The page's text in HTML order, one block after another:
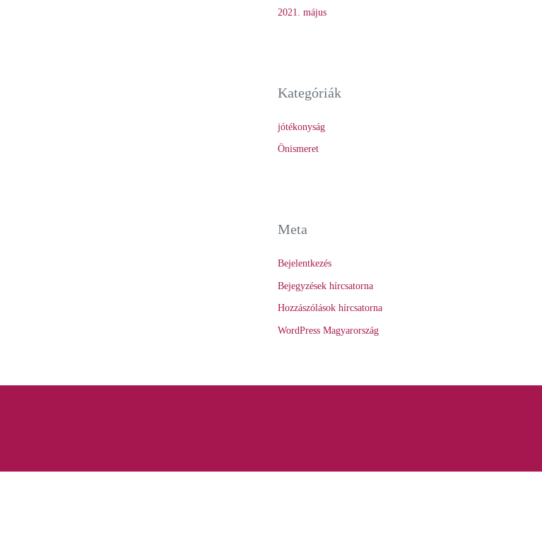
2021. május
Kategóriák
jótékonyság
Önismeret
Meta
Bejelentkezés
Bejegyzések hírcsatorna
Hozzászólások hírcsatorna
WordPress Magyarország